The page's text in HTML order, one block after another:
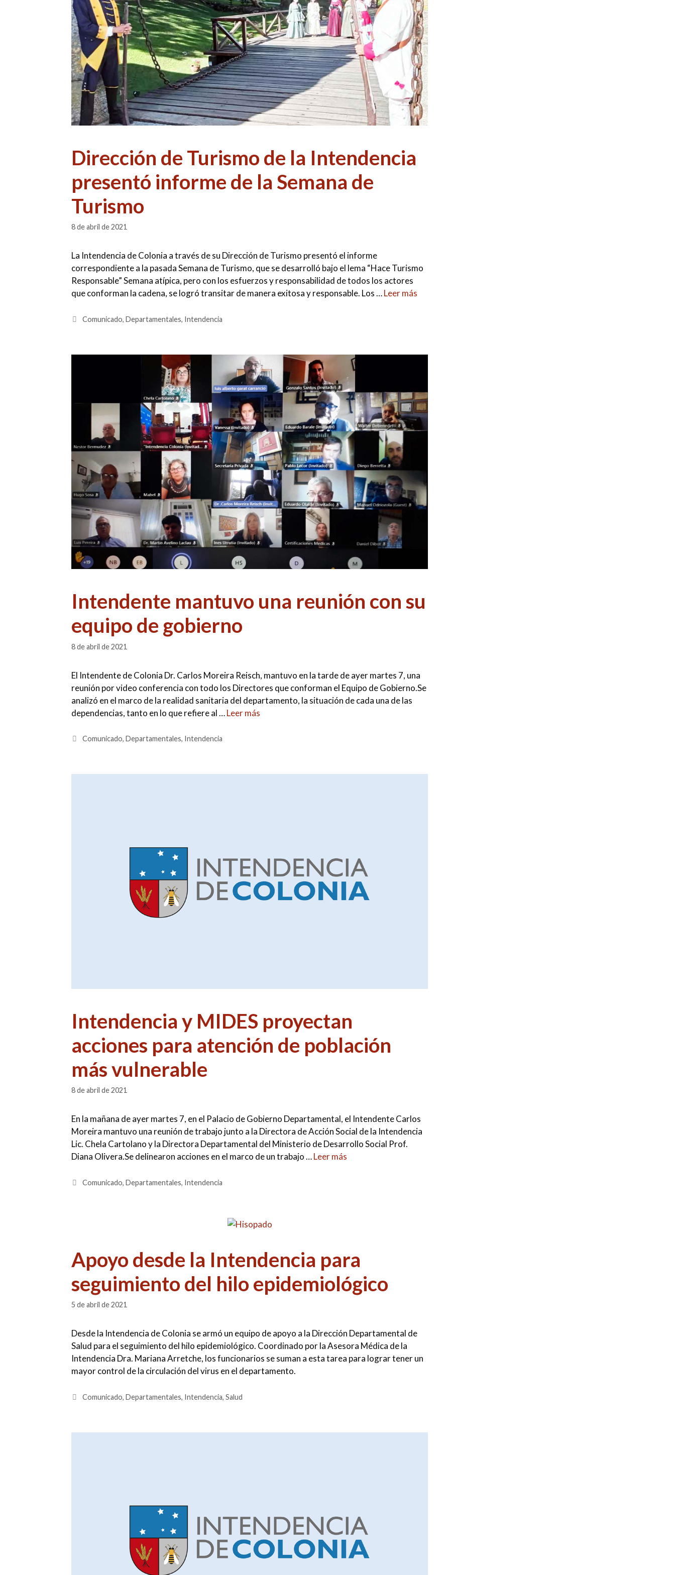
Dirección de Turismo de la Intendencia
presentó informe de la Semana de
Turismo
8 de abril de 2021
La Intendencia de Colonia a través de su Dirección de Turismo presentó el informe
correspondiente a la pasada Semana de Turismo, que se desarrolló bajo el lema “Hace Turismo
Responsable” Semana atípica, pero con los esfuerzos y responsabilidad de todos los actores
que conforman la cadena, se logró transitar de manera exitosa y responsable. Los …Leer más
Categorías
Comunicado, Departamentales, Intendencia
Intendente mantuvo una reunión con su
equipo de gobierno
8 de abril de 2021
El Intendente de Colonia Dr. Carlos Moreira Reisch, mantuvo en la tarde de ayer martes 7, una
reunión por video conferencia con todo los Directores que conforman el Equipo de Gobierno.Se
analizó en el marco de la realidad sanitaria del departamento, la situación de cada una de las
dependencias, tanto en lo que refiere al …Leer más
Categorías
Comunicado, Departamentales, Intendencia
Intendencia y MIDES proyectan
acciones para atención de población
más vulnerable
8 de abril de 2021
En la mañana de ayer martes 7, en el Palacio de Gobierno Departamental, el Intendente Carlos
Moreira mantuvo una reunión de trabajo junto a la Directora de Acción Social de la Intendencia
Lic. Chela Cartolano y la Directora Departamental del Ministerio de Desarrollo Social Prof.
Diana Olivera.Se delinearon acciones en el marco de un trabajo …Leer más
Categorías
Comunicado, Departamentales, Intendencia
Apoyo desde la Intendencia para
seguimiento del hilo epidemiológico
5 de abril de 2021
Desde la Intendencia de Colonia se armó un equipo de apoyo a la Dirección Departamental de
Salud para el seguimiento del hilo epidemiológico. Coordinado por la Asesora Médica de la
Intendencia Dra. Mariana Arretche, los funcionarios se suman a esta tarea para lograr tener un
mayor control de la circulación del virus en el departamento.
Categorías
Comunicado, Departamentales, Intendencia, Salud